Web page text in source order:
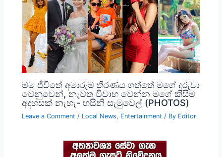
මම ජීවිතේ අමාරුම තීරණය ගත්තේ මගේ දරුවා
වෙනුවෙන්, නැවත විවාහ වෙන්න මගේ කිසිම
අදහසක් නැහැ- හසිනි සැමුවෙල් (PHOTOS)
Leave a Comment / Local News, Entertainment / By Editor